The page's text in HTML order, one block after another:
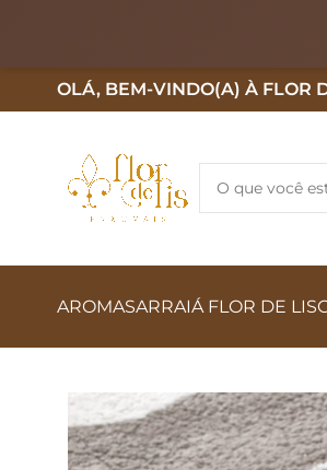
OLÁ, BEM-VINDO(A) À FLOR
AROMASARRAIÁ FLOR DE LIS